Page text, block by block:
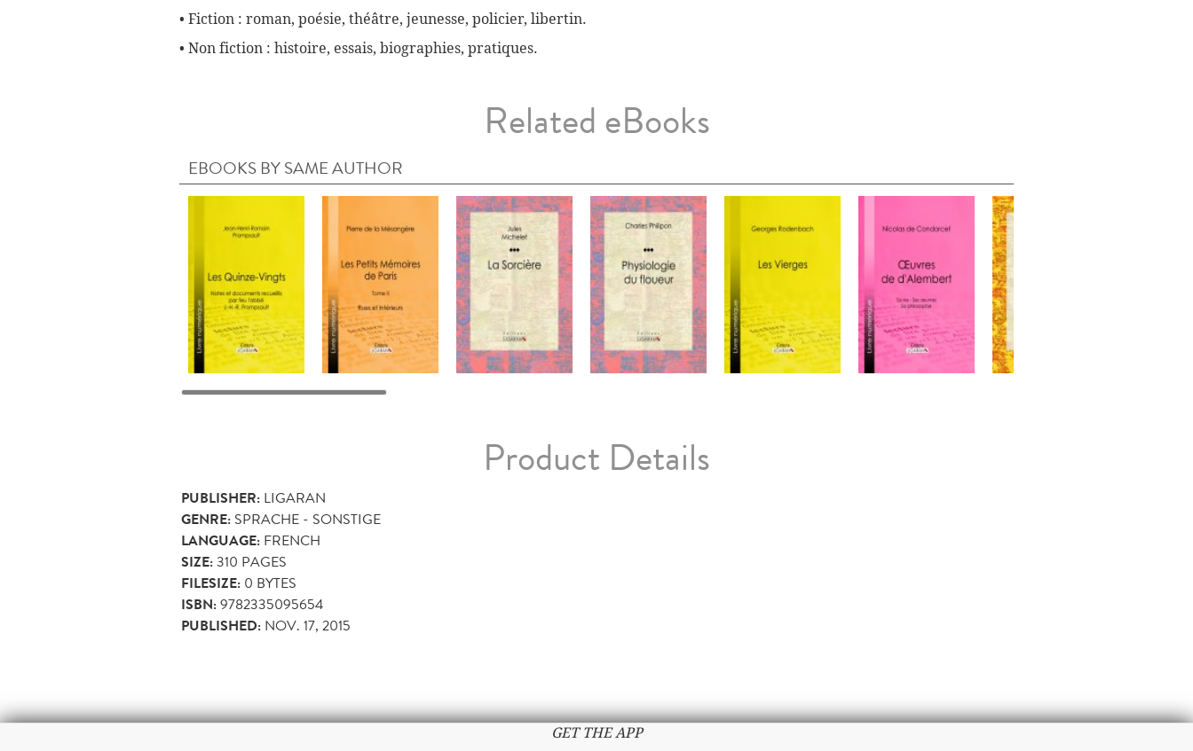
• Fiction : roman, poésie, théâtre, jeunesse, policier, libertin.
• Non fiction : histoire, essais, biographies, pratiques.
Related eBooks
EBOOKS BY SAME AUTHOR
Product Details
PUBLISHER: LIGARAN
GENRE: SPRACHE - SONSTIGE
LANGUAGE: FRENCH
SIZE:310 PAGES
FILESIZE: 0 BYTES
ISBN:9782335095654
PUBLISHED: NOV. 17, 2015
GET THE APP